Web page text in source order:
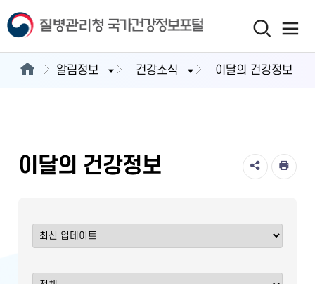
알림정보 건강소식 이달의 건강정보
이달의 건강정보